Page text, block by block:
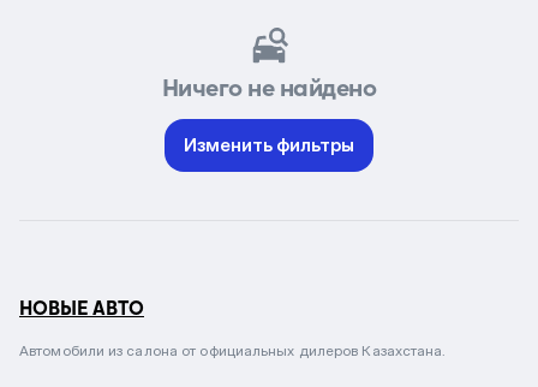
Ничего не найдено
Изменить фильтры
НОВЫЕ АВТО
Автомобили из салона от официальных дилеров Казахстана.